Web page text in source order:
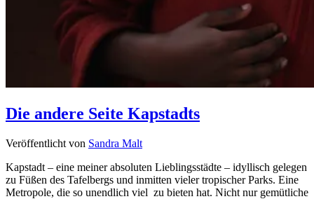
Die andere Seite Kapstadts
Veröffentlicht von Sandra Malt
Kapstadt – eine meiner absoluten Lieblingsstädte – idyllisch gelegen
zu Füßen des Tafelbergs und inmitten vieler tropischer Parks. Eine
Metropole, die so unendlich viel zu bieten hat. Nicht nur gemütliche